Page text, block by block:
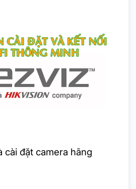
cài đặt camera hãng